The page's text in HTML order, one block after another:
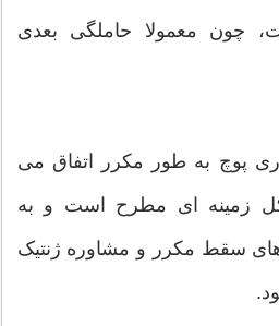
چون معمولا حاملگی بعدی
پوچ به طور مکرر اتفاق می
زمینه ای مطرح است و به
سقط مکرر و مشاوره ژنتیک